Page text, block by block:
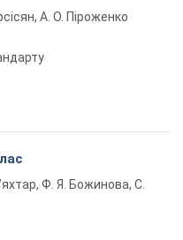
А. О. Піроженко
Ф. Я. Божинова, С.